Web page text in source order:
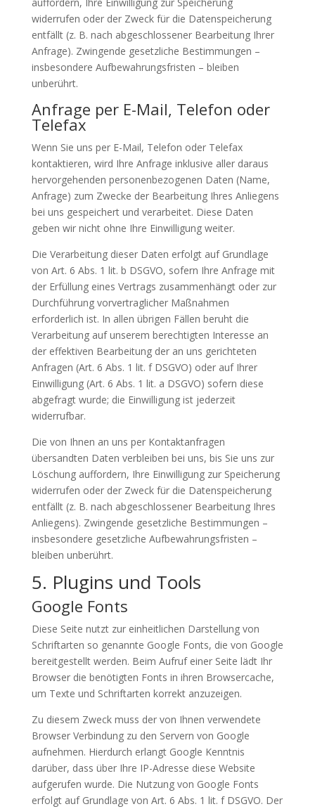
auffordern, Ihre Einwilligung zur Speicherung
widerrufen oder der Zweck für die Datenspeicherung
entfällt (z. B. nach abgeschlossener Bearbeitung Ihrer
Anfrage). Zwingende gesetzliche Bestimmungen –
insbesondere Aufbewahrungsfristen – bleiben
unberührt.
Anfrage per E-Mail, Telefon oder
Telefax
Wenn Sie uns per E-Mail, Telefon oder Telefax
kontaktieren, wird Ihre Anfrage inklusive aller daraus
hervorgehenden personenbezogenen Daten (Name,
Anfrage) zum Zwecke der Bearbeitung Ihres Anliegens
bei uns gespeichert und verarbeitet. Diese Daten
geben wir nicht ohne Ihre Einwilligung weiter.
Die Verarbeitung dieser Daten erfolgt auf Grundlage
von Art. 6 Abs. 1 lit. b DSGVO, sofern Ihre Anfrage mit
der Erfüllung eines Vertrags zusammenhängt oder zur
Durchführung vorvertraglicher Maßnahmen
erforderlich ist. In allen übrigen Fällen beruht die
Verarbeitung auf unserem berechtigten Interesse an
der effektiven Bearbeitung der an uns gerichteten
Anfragen (Art. 6 Abs. 1 lit. f DSGVO) oder auf Ihrer
Einwilligung (Art. 6 Abs. 1 lit. a DSGVO) sofern diese
abgefragt wurde; die Einwilligung ist jederzeit
widerrufbar.
Die von Ihnen an uns per Kontaktanfragen
übersandten Daten verbleiben bei uns, bis Sie uns zur
Löschung auffordern, Ihre Einwilligung zur Speicherung
widerrufen oder der Zweck für die Datenspeicherung
entfällt (z. B. nach abgeschlossener Bearbeitung Ihres
Anliegens). Zwingende gesetzliche Bestimmungen –
insbesondere gesetzliche Aufbewahrungsfristen –
bleiben unberührt.
5. Plugins und Tools
Google Fonts
Diese Seite nutzt zur einheitlichen Darstellung von
Schriftarten so genannte Google Fonts, die von Google
bereitgestellt werden. Beim Aufruf einer Seite lädt Ihr
Browser die benötigten Fonts in ihren Browsercache,
um Texte und Schriftarten korrekt anzuzeigen.
Zu diesem Zweck muss der von Ihnen verwendete
Browser Verbindung zu den Servern von Google
aufnehmen. Hierdurch erlangt Google Kenntnis
darüber, dass über Ihre IP-Adresse diese Website
aufgerufen wurde. Die Nutzung von Google Fonts
erfolgt auf Grundlage von Art. 6 Abs. 1 lit. f DSGVO. Der